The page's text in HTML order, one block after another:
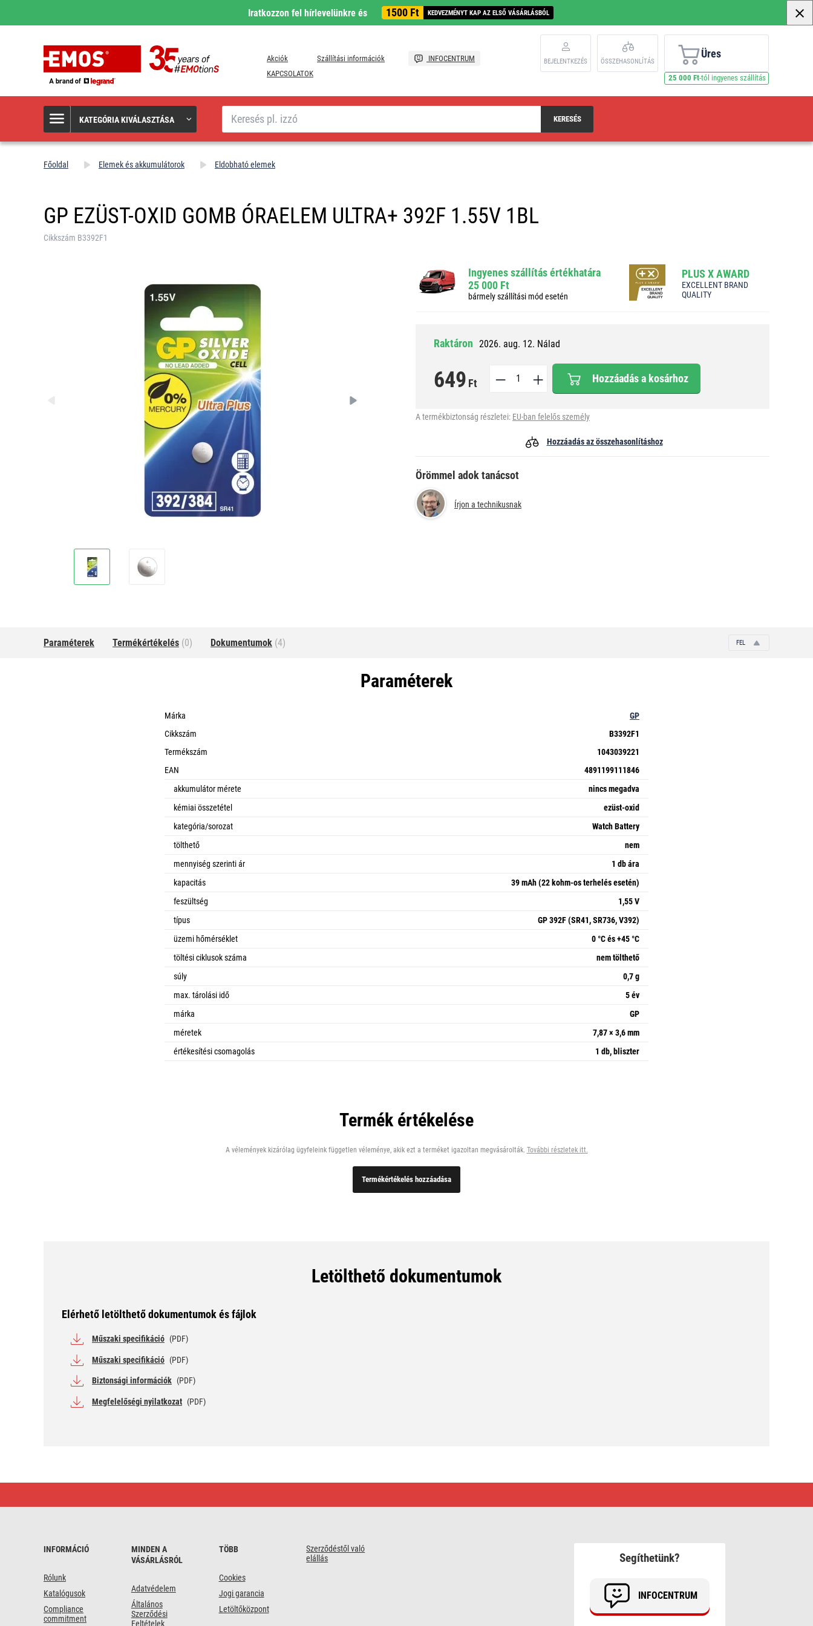
Iratkozzon fel hírlevelünkre és 1500 Ft KEDVEZMÉNYT KAP AZ ELSŐ VÁSÁRLÁSBÓL
Akciók Szállítási információk
INFOCENTRUM
KAPCSOLATOK
BEJELENTKEZÉS ÖSSZEHASONLÍTÁS
Üres
25 000 Ft-tól ingyenes szállítás
KATEGÓRIA KIVÁLASZTÁSA
Keresés
KERESÉS
Főoldal Elemek és akkumulátorok Eldobható elemek
GP EZÜST-OXID GOMB ÓRAELEM ULTRA+ 392F 1.55V 1BL
Cikkszám B3392F1
Ingyenes szállítás értékhatára
25 000 Ft
bármely szállítási mód esetén
PLUS X AWARD
EXCELLENT BRAND
QUALITY
Raktáron 2026. aug. 12. Nálad
649 Ft Hozzáadás a kosárhoz
A termékbiztonság részletei: EU-ban felelős személy
Hozzáadás az összehasonlításhoz
Örömmel adok tanácsot
Írjon a technikusnak
Paraméterek Termékértékelés (0) Dokumentumok (4) FEL
Paraméterek
Márka
GP
Cikkszám
B3392F1
Termékszám
1043039221
EAN
4891199111846
akkumulátor mérete
nincs megadva
kémiai összetétel
ezüst-oxid
kategória/sorozat
Watch Battery
tölthető
nem
mennyiség szerinti ár
1 db ára
kapacitás
39 mAh (22 kohm-os terhelés esetén)
feszültség
1,55 V
típus
GP 392F (SR41, SR736, V392)
üzemi hőmérséklet
0 °C és +45 °C
töltési ciklusok száma
nem tölthető
súly
0,7 g
max. tárolási idő
5 év
márka
GP
méretek
7,87 × 3,6 mm
értékesítési csomagolás
1 db, bliszter
Termék értékelése
A vélemények kizárólag ügyfeleink független véleménye, akik ezt a terméket igazoltan megvásárolták. További részletek itt.
Termékértékelés hozzáadása
Letölthető dokumentumok
Elérhető letölthető dokumentumok és fájlok
Műszaki specifikáció (PDF)
Műszaki specifikáció (PDF)
Biztonsági információk (PDF)
Megfelelőségi nyilatkozat (PDF)
OXID
INFORMÁCIÓ
Rólunk
Katalógusok
Compliance
commitment
MINDEN A
VÁSÁRLÁSRÓL
Adatvédelem
Általános
Szerződési
Feltételek
TÖBB
Cookies
Jogi garancia
Letöltőközpont
Szerződéstől való
elállás
Segíthetünk?
INFOCENTRUM